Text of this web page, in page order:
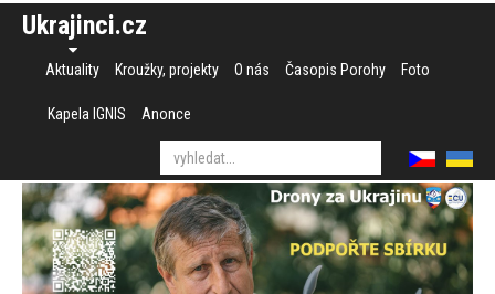
Ukrajinci.cz
Aktuality Kroužky, projekty O nás Časopis Porohy Foto
Kapela IGNIS Anonce